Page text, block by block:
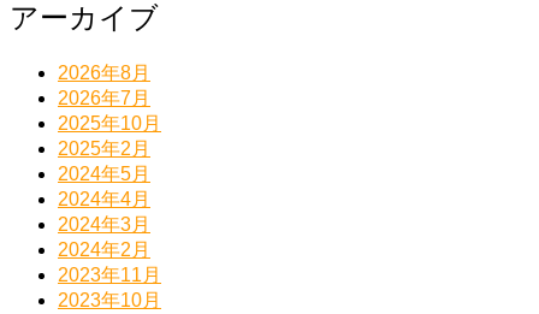
アーカイブ
2026年8月
2026年7月
2025年10月
2025年2月
2024年5月
2024年4月
2024年3月
2024年2月
2023年11月
2023年10月